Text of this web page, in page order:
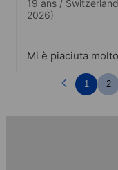
19 ans / Switzerland
2026)
Mi è piaciuta
un’esperienza
coinvolgenti e di
1 2